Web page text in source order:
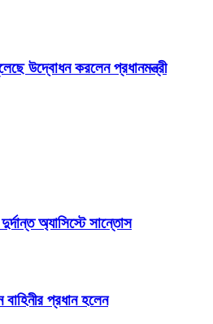
উদ্বোধন করলেন প্রধানমন্ত্রী
অ্যাসিস্টে সান্তোস
বাহিনীর প্রধান হলেন